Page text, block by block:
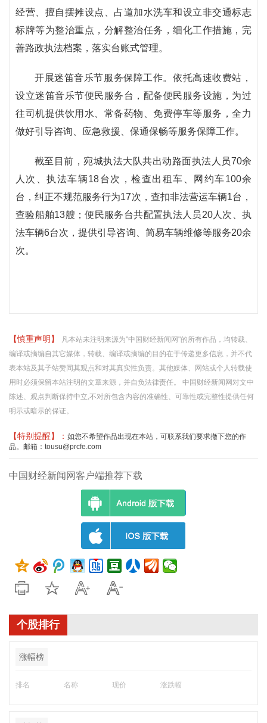
经营、擅自摆摊设点、占道加水洗车和设立非交通标志
标牌等为整治重点，分解整治任务，细化工作措施，完
善路政执法档案，落实台账式管理。
开展迷笛音乐节服务保障工作。依托高速收费站，
设立迷笛音乐节便民服务台，配备便民服务设施，为过
往司机提供饮用水、常备药物、免费停车等服务，全力
做好引导咨询、应急救援、保通保畅等服务保障工作。
截至目前，宛城执法大队共出动路面执法人员70余
人次、执法车辆18台次，检查出租车、网约车100余
台，纠正不规范服务行为17次，查扣非法营运车辆1台，
查验船舶13艘；便民服务台共配置执法人员20人次、执
法车辆6台次，提供引导咨询、简易车辆维修等服务20余
次。
【慎重声明】
凡本站未注明来源为"中国财经新闻网"的所有作品，均转载、
编译或摘编自其它媒体，转载、编译或摘编的目的在于传递更多信息，并不代
表本站及其子站赞同其观点和对其真实性负责。其他媒体、网站或个人转载使
用时必须保留本站注明的文章来源，并自负法律责任。 中国财经新闻网对文中
陈述、观点判断保持中立,不对所包含内容的准确性、可靠性或完整性提供任何
明示或暗示的保证。
【特别提醒】： 如您不希望作品出现在本站，可联系我们要求撤下您的作
品。邮箱：tousu@prcfe.com
中国财经新闻网客户端推荐下载
个股排行
涨幅榜
排名 名称 现价 涨跌幅